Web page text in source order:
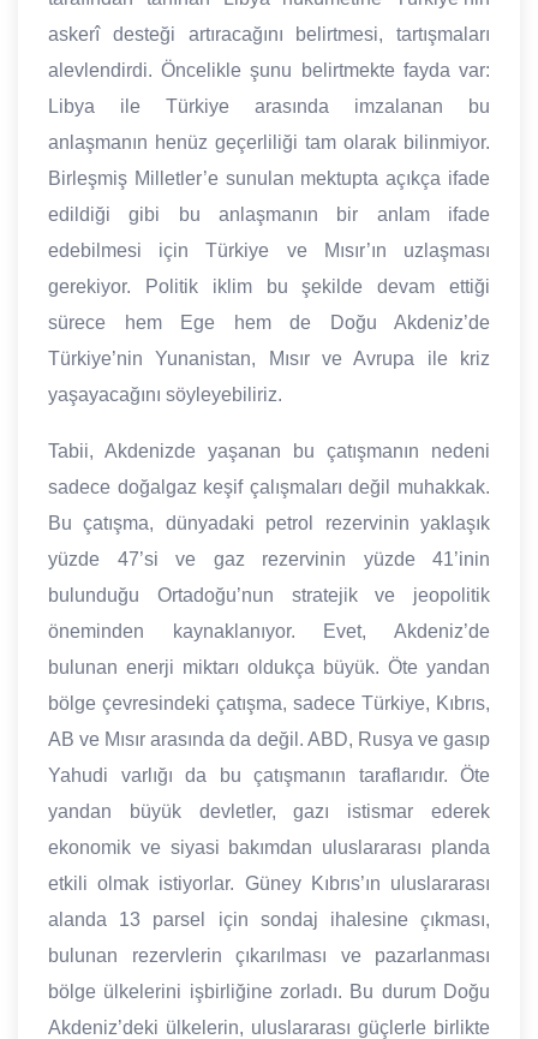
askerî desteği artıracağını belirtmesi, tartışmaları
alevlendirdi. Öncelikle şunu belirtmekte fayda var:
Libya ile Türkiye arasında imzalanan bu
anlaşmanın henüz geçerliliği tam olarak bilinmiyor.
Birleşmiş Milletler’e sunulan mektupta açıkça ifade
edildiği gibi bu anlaşmanın bir anlam ifade
edebilmesi için Türkiye ve Mısır’ın uzlaşması
gerekiyor. Politik iklim bu şekilde devam ettiği
sürece hem Ege hem de Doğu Akdeniz’de
Türkiye’nin Yunanistan, Mısır ve Avrupa ile kriz
yaşayacağını söyleyebiliriz.
Tabii, Akdenizde yaşanan bu çatışmanın nedeni
sadece doğalgaz keşif çalışmaları değil muhakkak.
Bu çatışma, dünyadaki petrol rezervinin yaklaşık
yüzde 47’si ve gaz rezervinin yüzde 41’inin
bulunduğu Ortadoğu’nun stratejik ve jeopolitik
öneminden kaynaklanıyor. Evet, Akdeniz’de
bulunan enerji miktarı oldukça büyük. Öte yandan
bölge çevresindeki çatışma, sadece Türkiye, Kıbrıs,
AB ve Mısır arasında da değil. ABD, Rusya ve gasıp
Yahudi varlığı da bu çatışmanın taraflarıdır. Öte
yandan büyük devletler, gazı istismar ederek
ekonomik ve siyasi bakımdan uluslararası planda
etkili olmak istiyorlar. Güney Kıbrıs’ın uluslararası
alanda 13 parsel için sondaj ihalesine çıkması,
bulunan rezervlerin çıkarılması ve pazarlanması
bölge ülkelerini işbirliğine zorladı. Bu durum Doğu
Akdeniz’deki ülkelerin, uluslararası güçlerle birlikte